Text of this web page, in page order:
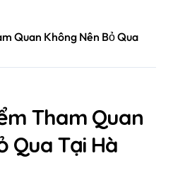
Quan Không Nên Bỏ Qua
Tham Quan
Qua Tại Hà